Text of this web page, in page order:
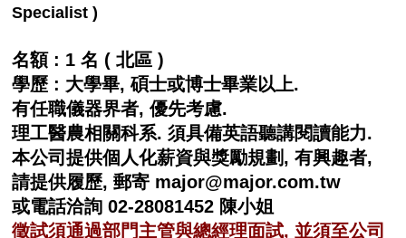
Specialist )
名額 : 1 名 ( 北區 )
學歷 : 大學畢, 碩士或博士畢業以上.
有任職儀器界者, 優先考慮.
理工醫農相關科系. 須具備英語聽講閱讀能力.
本公司提供個人化薪資與獎勵規劃, 有興趣者,
請提供履歷, 郵寄 major@major.com.tw
或電話洽詢 02-28081452 陳小姐
徵試須通過部門主管與總經理面試, 並須至公司